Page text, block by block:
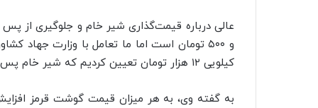
و ۵۰۰ تومان است اما ما تعامل با وزارت
کیلویی ۱۲ هزار تومان تعیین کردیم که شیر خام پس نخورد.
به گفته وی، به هر میزان قیمت گوشت قرمز